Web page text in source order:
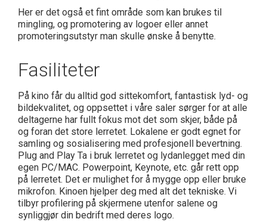
Her er det også et fint område som kan brukes til
mingling, og promotering av logoer eller annet
promoteringsutstyr man skulle ønske å benytte.
Fasiliteter
På kino får du alltid god sittekomfort, fantastisk lyd- og
bildekvalitet, og oppsettet i våre saler sørger for at alle
deltagerne har fullt fokus mot det som skjer, både på
og foran det store lerretet. Lokalene er godt egnet for
samling og sosialisering med profesjonell bevertning.
Plug and Play Ta i bruk lerretet og lydanlegget med din
egen PC/MAC. Powerpoint, Keynote, etc. går rett opp
på lerretet. Det er mulighet for å mygge opp eller bruke
mikrofon. Kinoen hjelper deg med alt det tekniske. Vi
tilbyr profilering på skjermene utenfor salene og
synliggjør din bedrift med deres logo.